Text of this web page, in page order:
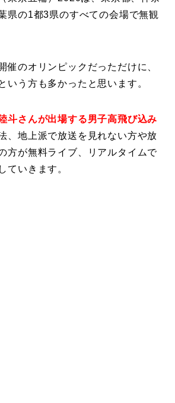
県の1都3県のすべての会場で無観
催のオリンピックだっただけに、
いう方も多かったと思います。
斗さんが出場する男子高飛び込み
、地上派で放送を見れない方や放
方が無料ライブ、リアルタイムで
ていきます。